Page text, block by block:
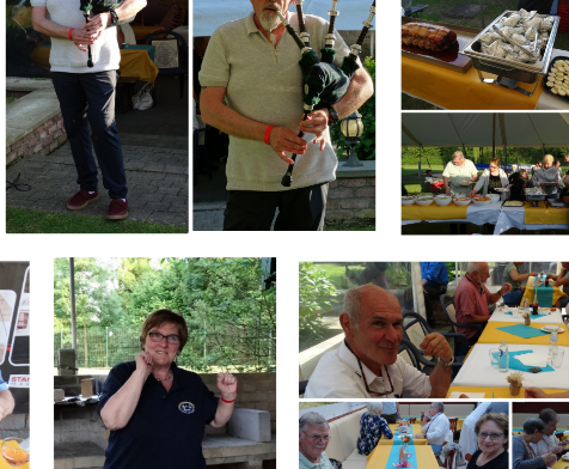
Branding
ARMCHAIR
Branding
ARMCHAIR